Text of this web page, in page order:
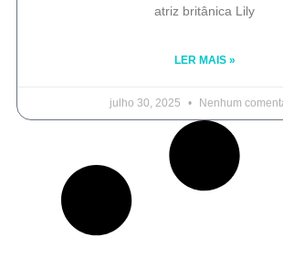
atriz britânica Lily
LER MAIS »
julho 30, 2025 Nenhum